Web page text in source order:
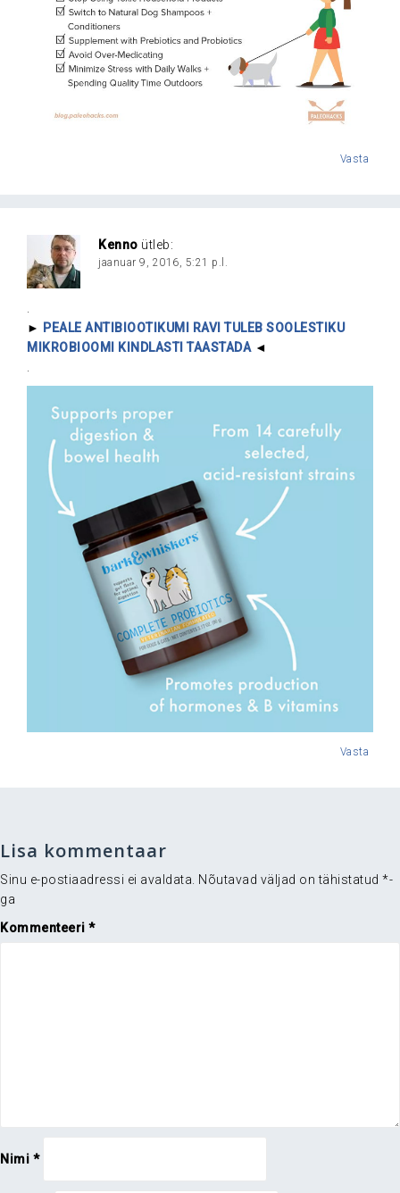
Vasta
Kenno ütleb:
jaanuar 9, 2016, 5:21 p.l.
►
PEALE ANTIBIOOTIKUMI RAVI TULEB SOOLESTIKU
MIKROBIOOMI KINDLASTI TAASTADA◄
Vasta
Lisa kommentaar
Sinu e-postiaadressi ei avaldata. Nõutavad väljad on tähistatud *-
ga
Kommenteeri *
Nimi *